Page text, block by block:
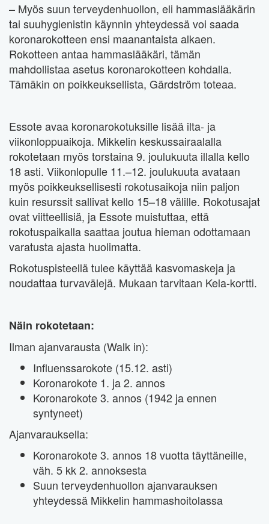
– Myös suun terveydenhuollon, eli hammaslääkärin
tai suuhygienistin käynnin yhteydessä voi saada
koronarokotteen ensi maanantaista alkaen.
Rokotteen antaa hammaslääkäri, tämän
mahdollistaa asetus koronarokotteen kohdalla.
Tämäkin on poikkeuksellista, Gärdström toteaa.
Essote avaa koronarokotuksille lisää ilta- ja
viikonloppuaikoja. Mikkelin keskussairaalalla
rokotetaan myös torstaina 9. joulukuuta illalla kello
18 asti. Viikonlopulle 11.–12. joulukuuta avataan
myös poikkeuksellisesti rokotusaikoja niin paljon
kuin resurssit sallivat kello 15–18 välille. Rokotusajat
ovat viitteellisiä, ja Essote muistuttaa, että
rokotuspaikalla saattaa joutua hieman odottamaan
varatusta ajasta huolimatta.
Rokotuspisteellä tulee käyttää kasvomaskeja ja
noudattaa turvavälejä. Mukaan tarvitaan Kela-kortti.
Näin rokotetaan:
Ilman ajanvarausta (Walk in):
Influenssarokote (15.12. asti)
Koronarokote 1. ja 2. annos
Koronarokote 3. annos (1942 ja ennen
syntyneet)
Ajanvarauksella:
Koronarokote 3. annos 18 vuotta täyttäneille,
väh. 5 kk 2. annoksesta
Suun terveydenhuollon ajanvarauksen
yhteydessä Mikkelin hammashoitolassa